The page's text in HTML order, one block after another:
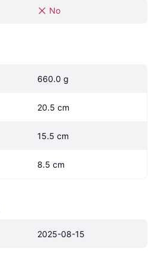
No
660.0 g
20.5 cm
15.5 cm
8.5 cm
2025-08-15